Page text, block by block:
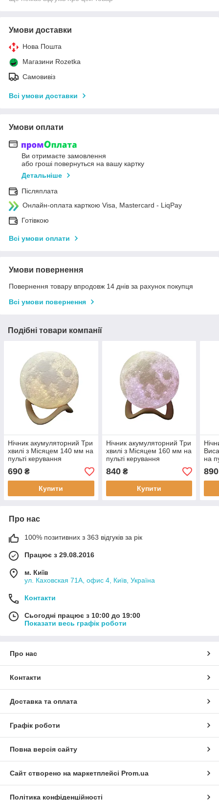
Умови доставки
Нова Пошта
Магазини Rozetka
Самовивіз
Всі умови доставки
Умови оплати
Ви отримаєте замовлення
або гроші повернуться на вашу картку
Детальніше
Післяплата
Онлайн-оплата карткою Visa, Mastercard - LiqPay
Готівкою
Всі умови оплати
Умови повернення
Повернення товару впродовж 14 днів за рахунок покупця
Всі умови повернення
Подібні товари компанії
Нічник акумуляторний Три
хвилі з Місяцем 140 мм на
пульті керування
дитячий 16 кольорів
690 ₴
Купити
Нічник акумуляторний Три
хвилі з Місяцем 160 мм на
пульті керування
дитячий 16 кольорів
840₴
Купити
на
890
Про нас
100% позитивних з 363 відгуків за рік
Працює з 29.08.2016
м. Київ
ул. Каховская 71А, офис 4, Київ, Україна
Контакти
Сьогодні працює з 10:00 до 19:00
Показати весь графік роботи
Про нас
Контакти
Доставка та оплата
Графік роботи
Повна версія сайту
Сайт створено на маркетплейсі Prom.ua
Політика конфіденційності